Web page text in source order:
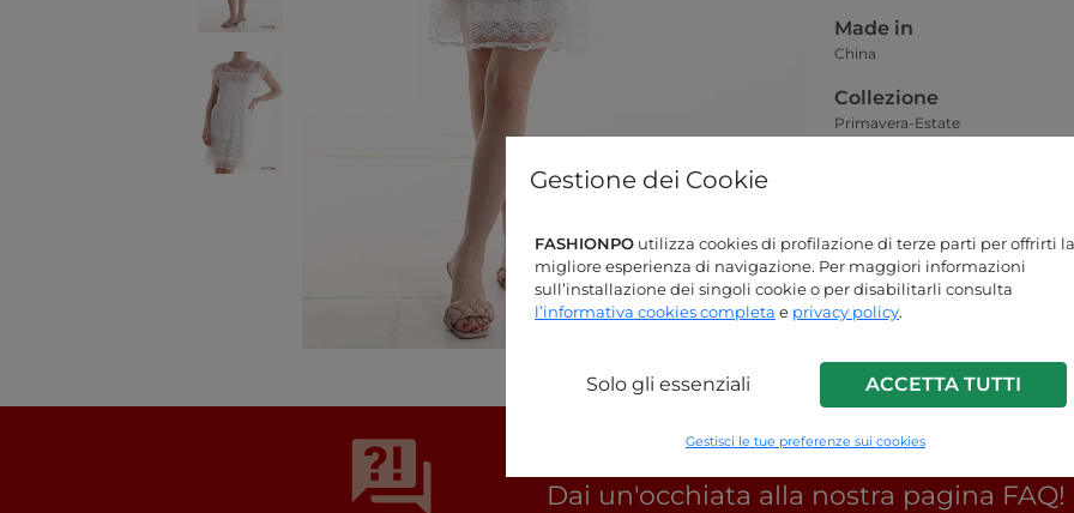
Gestione dei Cookie
FASHIONPO utilizza cookies di profilazione di terze parti per offrirti la
migliore esperienza di navigazione. Per maggiori informazioni
sull’installazione dei singoli cookie o per disabilitarli consulta
l’informativa cookies completa e privacy policy.
Solo gli essenziali ACCETTA TUTTI
Gestisci le tue preferenze sui cookies
Made in
China
Collezione
Primavera-Estate
La modella nella foto principale
Guida alle taglie
Stai cercando delle risposte?
Dai un'occhiata alla nostra pagina FAQ!